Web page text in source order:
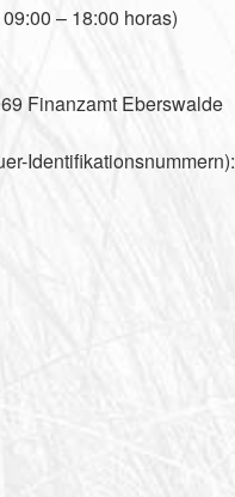
– 18:00 horas)
Finanzamt Eberswalde
Identifikationsnummern):